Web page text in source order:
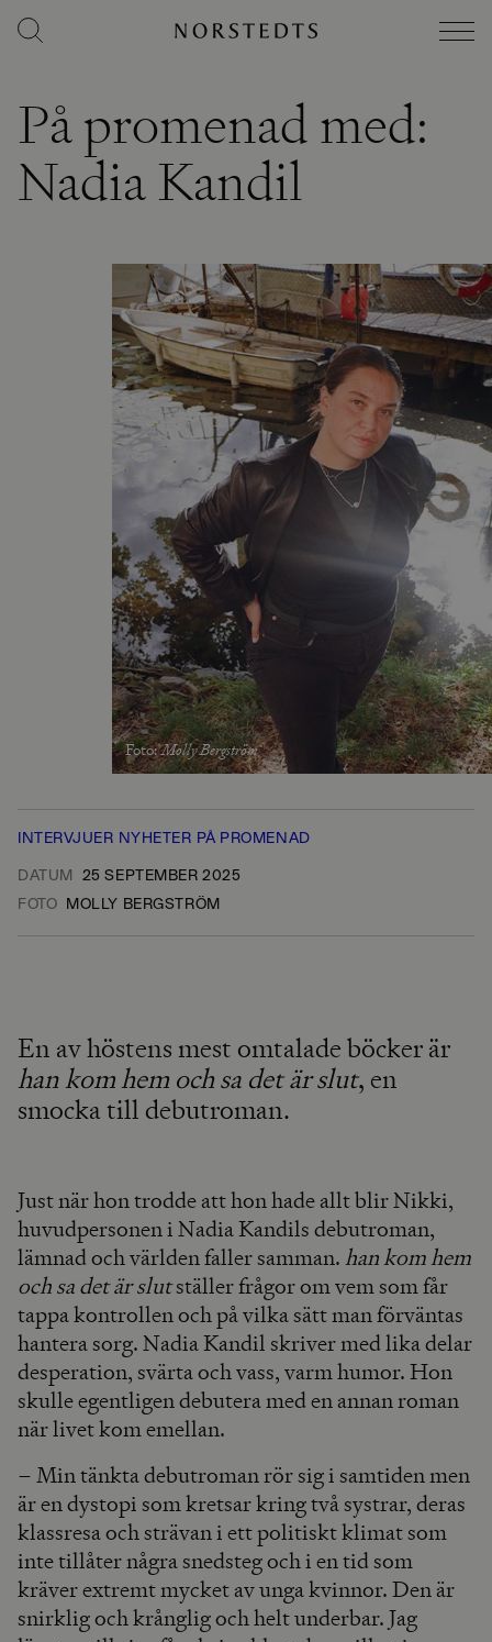
T
T
L
L
På promenad med:
Nadia Kandil
Foto:Molly Bergström
INTERVJUER NYHETER PÅ PROMENAD
DATUM
25 SEPTEMBER 2025
FOTO
MOLLY BERGSTRÖM
En av höstens mest omtalade böcker är
han kom hem och sa det är slut, en
smocka till debutroman.
Just när hon trodde att hon hade allt blir Nikki,
huvudpersonen i Nadia Kandils debutroman,
lämnad och världen faller samman. han kom hem
och sa det är slutställer frågor om vem som får
tappa kontrollen och på vilka sätt man förväntas
hantera sorg. Nadia Kandil skriver med lika delar
desperation, svärta och vass, varm humor. Hon
skulle egentligen debutera med en annan roman
när livet kom emellan.
– Min tänkta debutroman rör sig i samtiden men
är en dystopi som kretsar kring två systrar, deras
klassresa och strävan i ett politiskt klimat som
inte tillåter några snedsteg och i en tid som
kräver extremt mycket av unga kvinnor. Den är
snirklig och krånglig och helt underbar. Jag